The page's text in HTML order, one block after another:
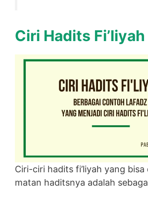
Ciri Hadits Fi’liyah
Ciri-ciri hadits fi’liyah yang bisa
matan haditsnya adalah